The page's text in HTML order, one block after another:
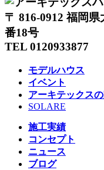
〒 816-0912 福岡
番18号
TEL 0120933877
モデルハウス
イベント
アーキテックス
SOLARE
施工実績
コンセプト
ニュース
ブログ